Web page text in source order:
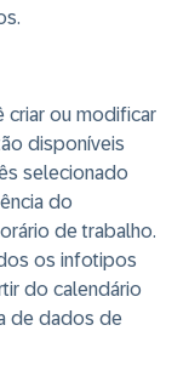
criar ou modificar
disponíveis
selecionado
do
de trabalho.
os infotipos
do calendário
de dados de